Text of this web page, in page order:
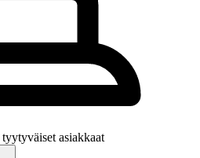
tyytyväiset asiakkaat